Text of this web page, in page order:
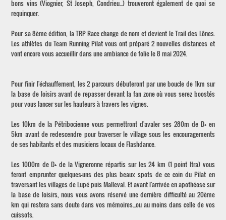
bons vins (Viognier, St Joseph, Condrieu...) trouveront également de quoi se
requinquer.
Pour sa 8ème édition, la TRP Race change de nom et devient le Trail des Lônes.
Les athlètes du Team Running Pilat vous ont préparé 2 nouvelles distances et
vont encore vous accueillir dans une ambiance de folie le 8 mai 2024.
Pour finir l'échauffement, les 2 parcours débuteront par une boucle de 1km sur
la base de loisirs avant de repasser devant la fan zone où vous serez boostés
pour vous lancer sur les hauteurs à travers les vignes.
Les 10km de la Pétribocienne vous permettront d'avaler ses 280m de D+ en
5km avant de redescendre pour traverser le village sous les encouragements
de ses habitants et des musiciens locaux de Flashdance.
Les 1000m de D+ de la Vigneronne répartis sur les 24 km (1 point Itra) vous
feront emprunter quelques-uns des plus beaux spots de ce coin du Pilat en
traversant les villages de Lupé puis Malleval. Et avant l'arrivée en apothéose sur
la base de loisirs, nous vous avons réservé une dernière difficulté au 20ème
km qui restera sans doute dans vos mémoires...ou au moins dans celle de vos
cuissots.